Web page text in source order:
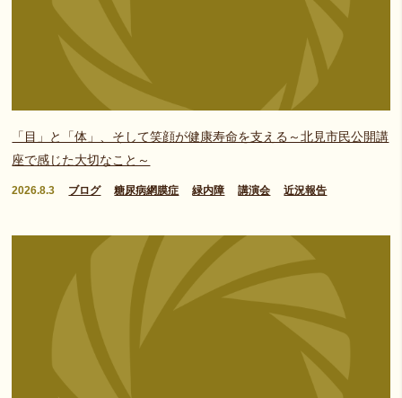
「目」と「体」、そして笑顔が健康寿命を支える～北見市民公開講
座で感じた大切なこと～
2026.8.3 ブログ 糖尿病網膜症 緑内障 講演会 近況報告